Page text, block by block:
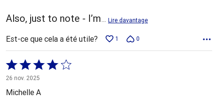
Also, just to note - I’m… Lire davantage
Est-ce que cela a été utile? 1 0
Coté
4 sur
5
26 nov. 2025
Michelle A